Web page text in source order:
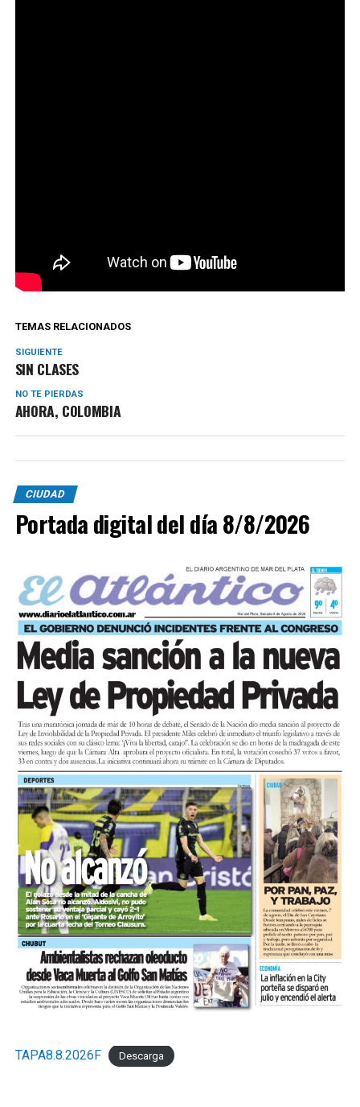
TEMAS RELACIONADOS
SIGUIENTE
SIN CLASES
NO TE PIERDAS
AHORA, COLOMBIA
CIUDAD
Portada digital del día 8/8/2026
TAPA8.8.2026F Descarga